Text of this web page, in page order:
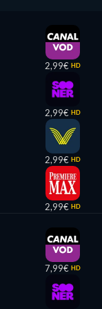
2,99€ HD
2,99€ HD
2,99€ HD
2,99€ HD
7,99€ HD